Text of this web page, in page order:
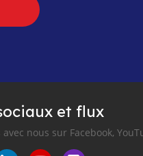
et flux
avec nous sur Facebook,